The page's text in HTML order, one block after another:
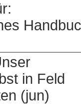
in Feld
(jun)